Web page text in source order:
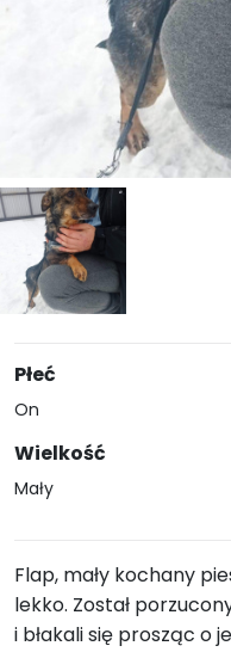
Płeć
On
Wielkość
Mały
Flap, mały kochany
lekko. Został
i błakali się prosząc o